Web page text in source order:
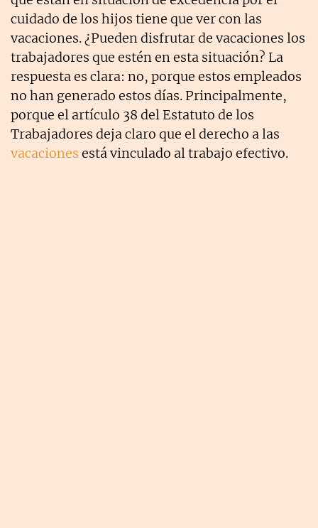
cuidado de los hijos tiene que ver con las
vacaciones. ¿Pueden disfrutar de vacaciones los
trabajadores que estén en esta situación? La
respuesta es clara: no, porque estos empleados
no han generado estos días. Principalmente,
porque el artículo 38 del Estatuto de los
Trabajadores deja claro que el derecho a las
vacaciones está vinculado al trabajo efectivo.